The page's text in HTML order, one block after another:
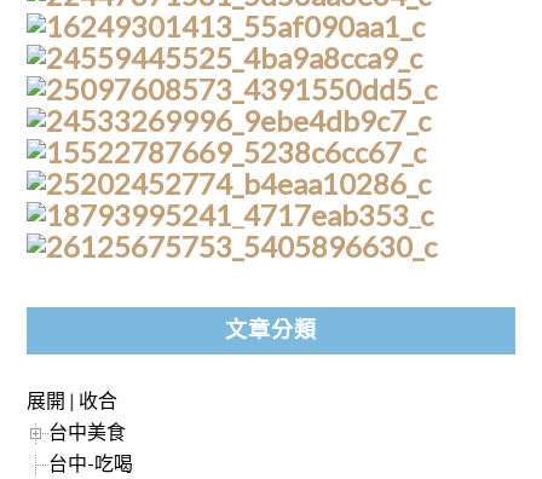
文章分類
展開 | 收合
台中美食
台中-吃喝